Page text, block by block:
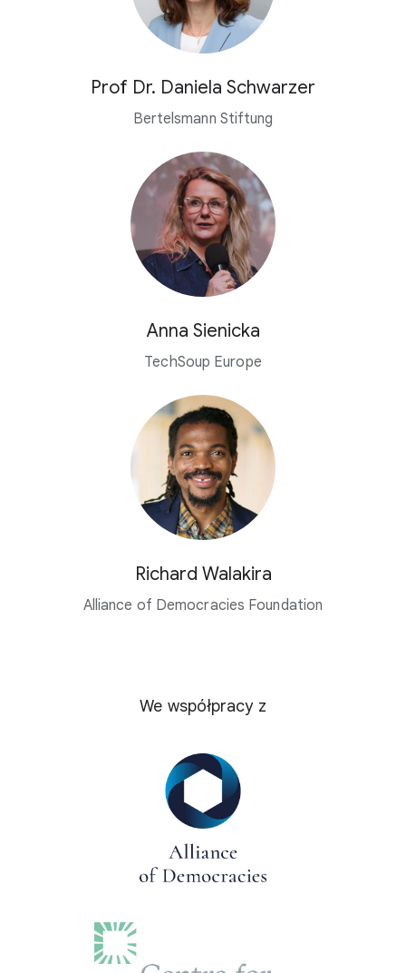
Prof Dr. Daniela Schwarzer
Bertelsmann Stiftung
Anna Sienicka
TechSoup Europe
Richard Walakira
Alliance of Democracies Foundation
We współpracy z